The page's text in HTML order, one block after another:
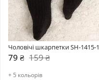
Чоловічі шкарпетки SH-1415-1
79 ₴ 159 ₴
+ 5 кольорів